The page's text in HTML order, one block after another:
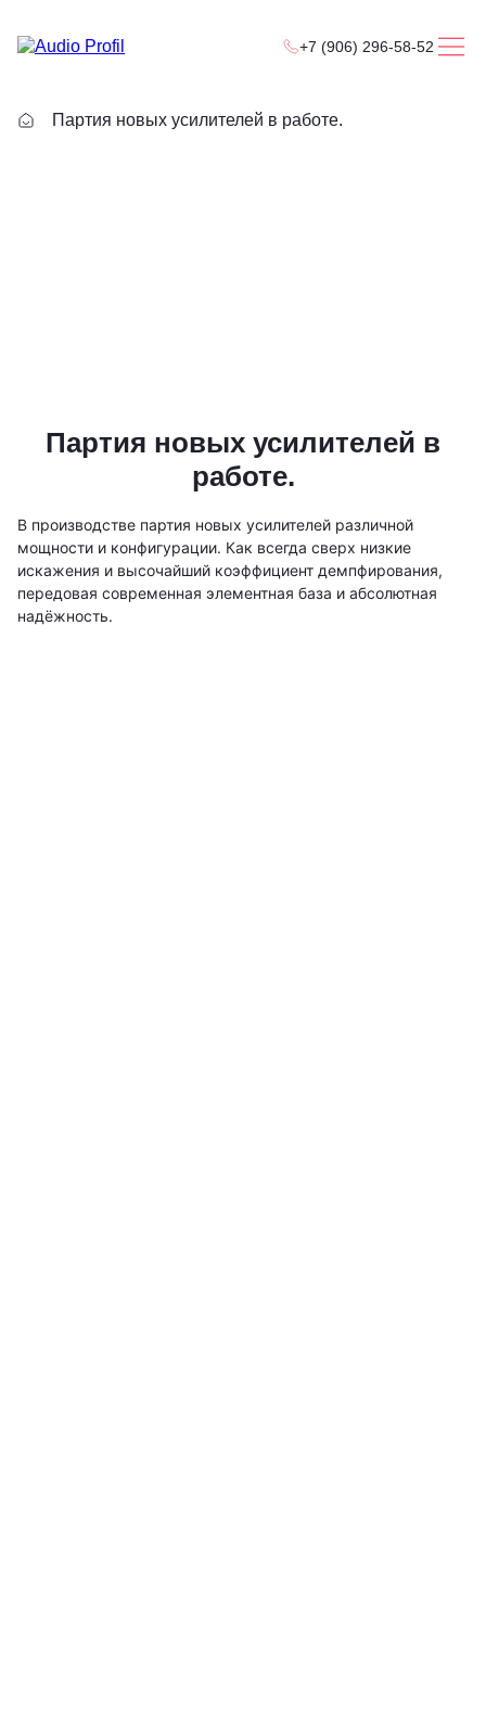
+7 (906) 296-58-52
Партия новых усилителей в работе.
Партия новых усилителей в
работе.
В производстве партия новых усилителей различной
мощности и конфигурации. Как всегда сверх низкие
искажения и высочайший коэффициент демпфирования,
передовая современная элементная база и абсолютная
надёжность.